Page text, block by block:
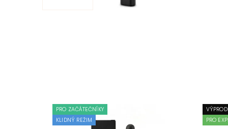
PRO ZAČÁTEČNÍKY
KLIDNÝ REŽIM
PRO